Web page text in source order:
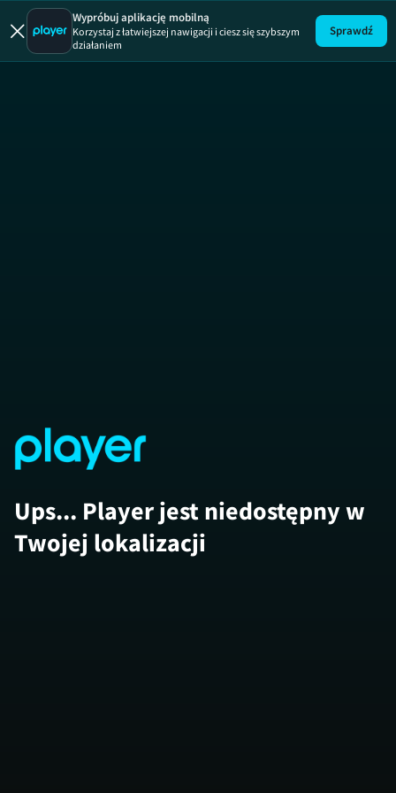
Łapu Capu
Wypróbuj aplikację mobilną
Korzystaj z łatwiejszej nawigacji i ciesz się szybszym
działaniem
Sprawdź
Ups... Player jest niedostępny w
Twojej lokalizacji